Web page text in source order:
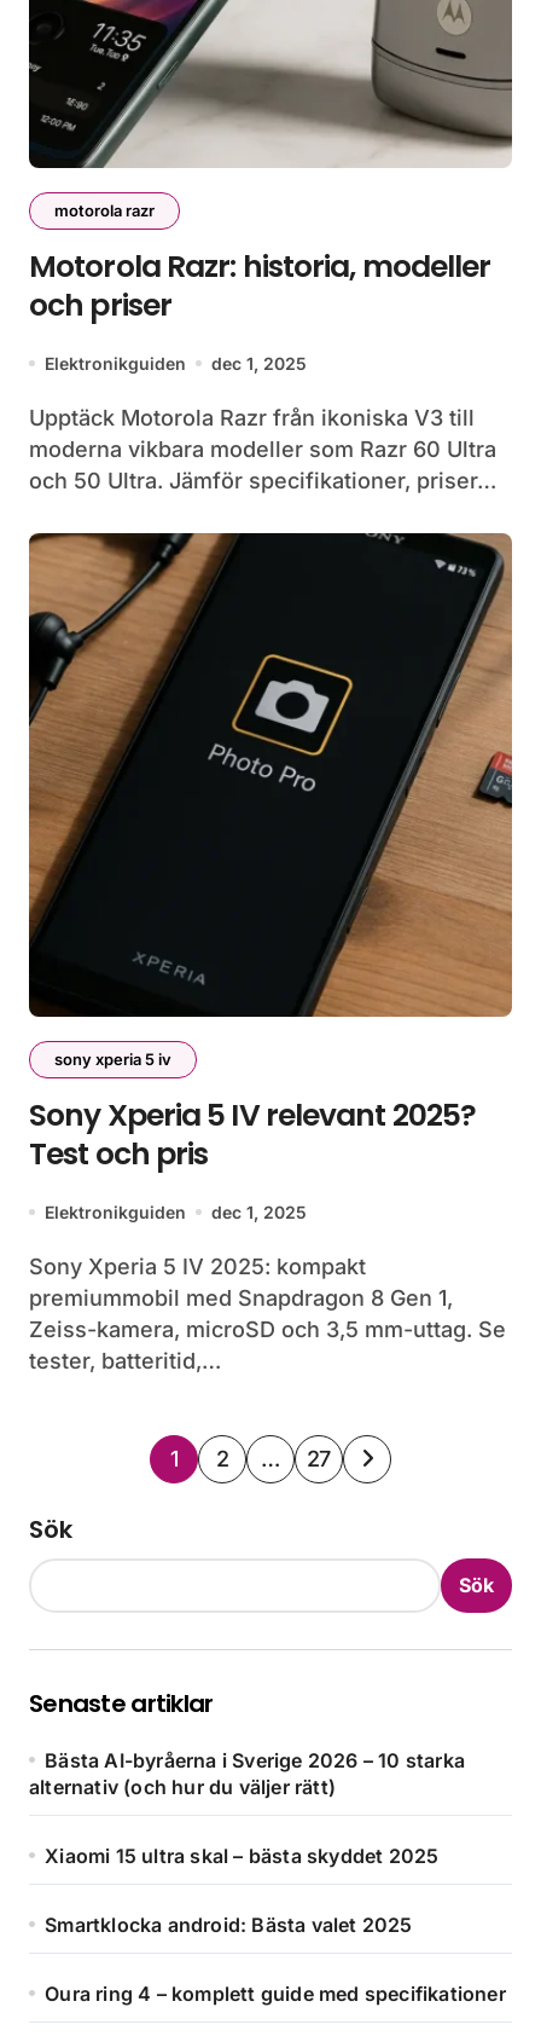
motorola razr
Motorola Razr: historia, modeller
och priser
Elektronikguiden dec 1, 2025
Upptäck Motorola Razr från ikoniska V3 till
moderna vikbara modeller som Razr 60 Ultra
och 50 Ultra. Jämför specifikationer, priser…
sony xperia 5 iv
Sony Xperia 5 IV relevant 2025?
Test och pris
Elektronikguiden dec 1, 2025
Sony Xperia 5 IV 2025: kompakt
premiummobil med Snapdragon 8 Gen 1,
Zeiss-kamera, microSD och 3,5 mm-uttag. Se
tester, batteritid,…
Sidnumrering
inlägg
1 2 … 27
Sök
Sök
Senaste artiklar
Bästa AI-byråerna i Sverige 2026 – 10 starka
alternativ (och hur du väljer rätt)
Xiaomi 15 ultra skal – bästa skyddet 2025
Smartklocka android: Bästa valet 2025
Oura ring 4 – komplett guide med specifikationer